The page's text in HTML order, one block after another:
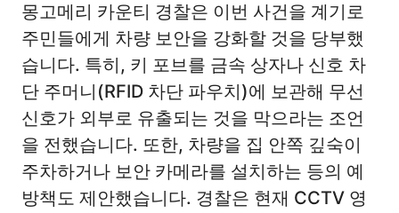
몽고메리 카운티 경찰은 이번 사건을 계기로
주민들에게 차량 보안을 강화할 것을 당부했
습니다. 특히, 키 포브를 금속 상자나 신호 차
단 주머니(RFID 차단 파우치)에 보관해 무선
신호가 외부로 유출되는 것을 막으라는 조언
을 전했습니다. 또한, 차량을 집 안쪽 깊숙이
주차하거나 보안 카메라를 설치하는 등의 예
방책도 제안했습니다. 경찰은 현재 CCTV 영